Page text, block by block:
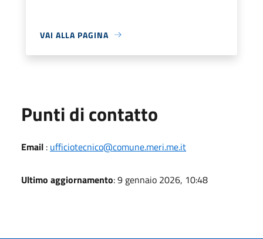
VAI ALLA PAGINA
Punti di contatto
Email : ufficiotecnico@comune.meri.me.it
Ultimo aggiornamento: 9 gennaio 2026, 10:48